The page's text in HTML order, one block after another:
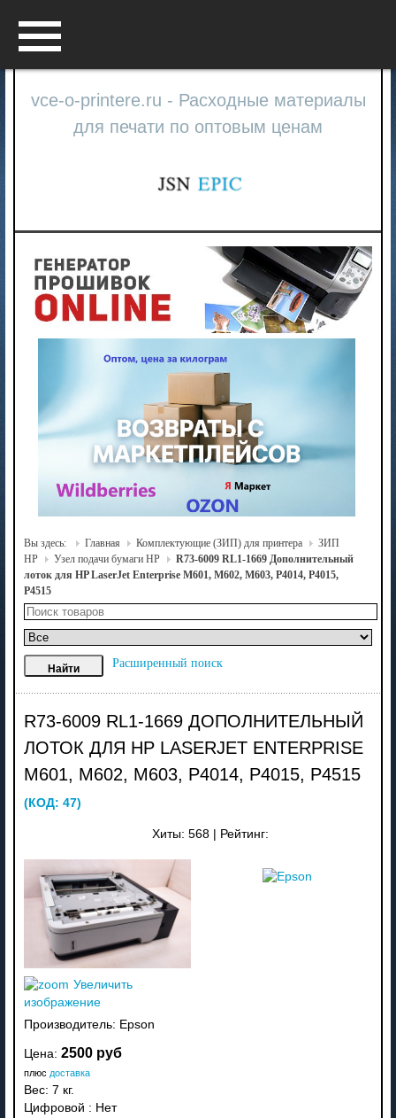
vce-o-printere.ru - Расходные материалы
для печати по оптовым ценам
Вы здесь: Главная Комплектующие (ЗИП) для принтера
ЗИП
HP
Узел подачи бумаги HP
R73-6009 RL1-1669 Дополнительный
лоток для HP LaserJet Enterprise M601, M602, M603, P4014, P4015,
P4515
Расширенный поиск
R73-6009 RL1-1669 ДОПОЛНИТЕЛЬНЫЙ
ЛОТОК ДЛЯ HP LASERJET ENTERPRISE
M601, M602, M603, P4014, P4015, P4515
(КОД: 47)
Хиты: 568 Рейтинг:
Увеличить
изображение
Производитель: Epson
Цена: 2500 руб
плюс доставка
Вес: 7 кг.
Цифровой : Нет